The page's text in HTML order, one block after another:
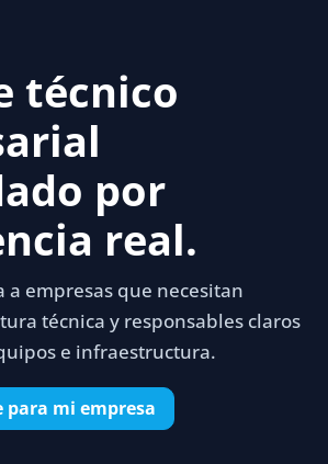
técnico
por
real.
a empresas que necesitan
técnica y responsables claros
e infraestructura.
para mi empresa